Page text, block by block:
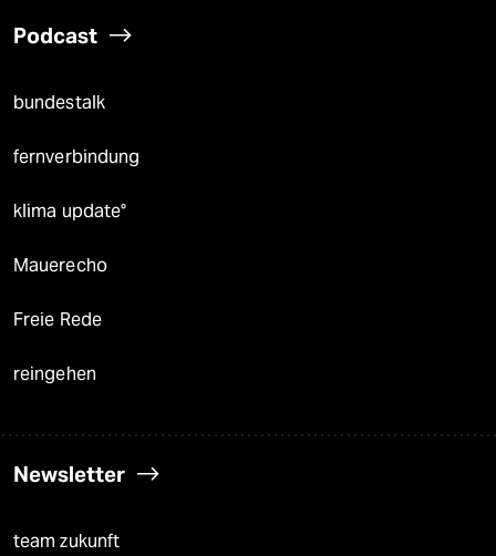
Podcast
bundestalk
fernverbindung
klima update°
Mauerecho
Freie Rede
reingehen
Newsletter
team zukunft